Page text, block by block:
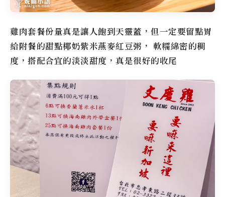
雞肉套餐份量真是讓人飽到天靈蓋，但一定要留點胃
給附餐的甜點椰奶紫米燕麥紅豆粥， 軟糯綿密的稠
度，搭配合宜的淡淡甜度，真是很好的收尾